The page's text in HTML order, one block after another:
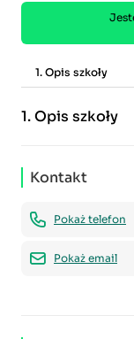
1. Opis szkoły
1.Opis szkoły
Kontakt
Pokaż telefon
Pokaż email